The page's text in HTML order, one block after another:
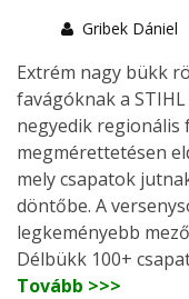
Gribek Dániel
Extrém nagy bükk
favágóknak a
negyedik regionális
megmérettetésen
mely csapatok
döntőbe. A
legkeményebb
Délbükk 100+
Tovább >>>